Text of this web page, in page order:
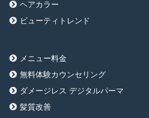
ヘアカラー
ビューティトレンド
メニュー料金
無料体験カウンセリング
ダメージレス デジタルパーマ
髪質改善